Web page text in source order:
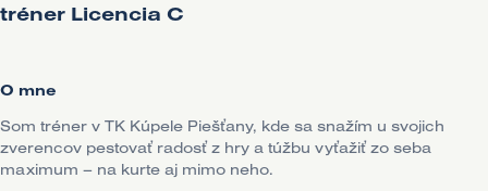
tréner Licencia C
O mne
Som tréner v TK Kúpele Piešťany, kde sa snažím u svojich
zverencov pestovať radosť z hry a túžbu vyťažiť zo seba
maximum – na kurte aj mimo neho.